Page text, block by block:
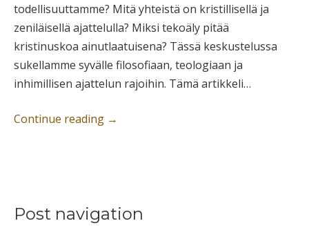
todellisuuttamme? Mitä yhteistä on kristillisellä ja
zeniläisellä ajattelulla? Miksi tekoäly pitää
kristinuskoa ainutlaatuisena? Tässä keskustelussa
sukellamme syvälle filosofiaan, teologiaan ja
inhimillisen ajattelun rajoihin. Tämä artikkeli…
Continue reading →
Post navigation